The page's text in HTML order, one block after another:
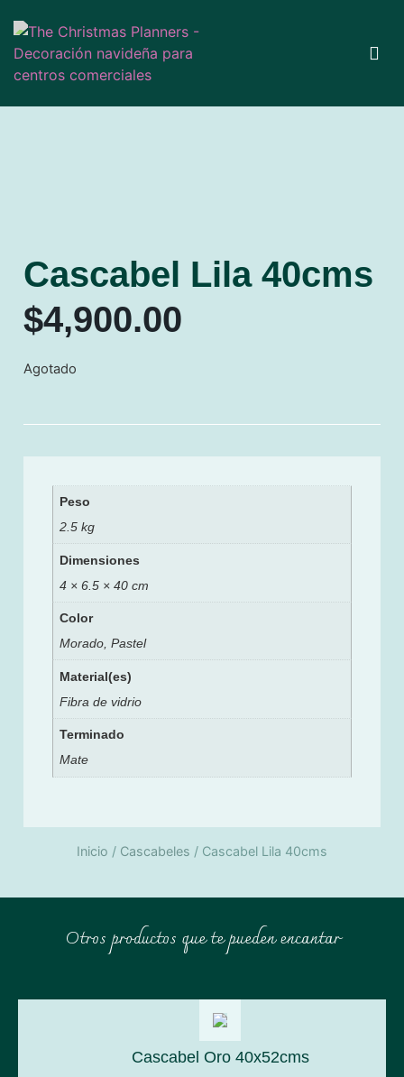
Cascabel Lila 40cms
$4,900.00
Agotado
Peso
2.5 kg
Dimensiones
4 × 6.5 × 40 cm
Color
Morado, Pastel
Material(es)
Fibra de vidrio
Terminado
Mate
Inicio / Cascabeles / Cascabel Lila 40cms
Otros productos que te pueden encantar
Cascabel Oro 40x52cms